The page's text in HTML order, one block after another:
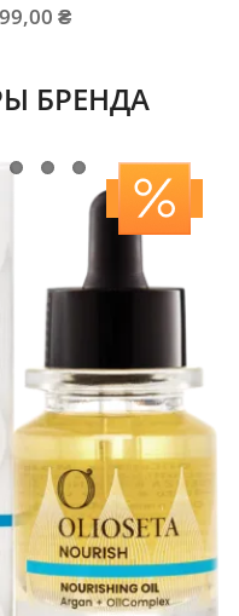
₴
БРЕНДА